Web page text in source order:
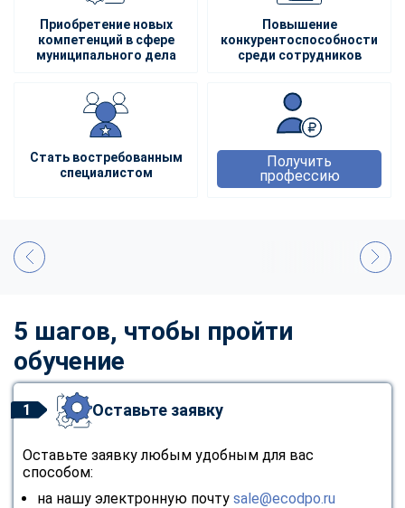
Приобретение новых
компетенций в сфере
муниципального дела
Повышение
конкурентоспособности
среди сотрудников
Стать востребованным
специалистом
Получить
профессию
5 шагов, чтобы пройти
обучение
1 Оставьте заявку
Оставьте заявку любым удобным для вас
способом:
на нашу электронную почту sale@ecodpo.ru